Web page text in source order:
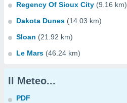
Regency Of Sioux City (9.16 km)
Dakota Dunes (14.03 km)
Sloan (21.92 km)
Le Mars (46.24 km)
Il Meteo...
PDF